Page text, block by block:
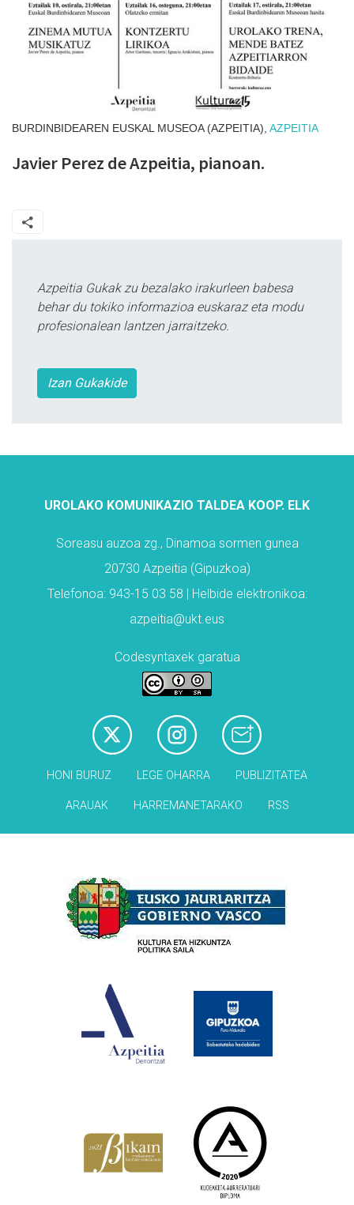
BURDINBIDEAREN EUSKAL MUSEOA (AZPEITIA), AZPEITIA
Javier Perez de Azpeitia, pianoan.
Azpeitia Gukak zu bezalako irakurleen babesa
behar du tokiko informazioa euskaraz eta modu
profesionalean lantzen jarraitzeko.
Izan Gukakide
UROLAKO KOMUNIKAZIO TALDEA KOOP. ELK
Soreasu auzoa zg., Dinamoa sormen gunea
20730 Azpeitia (Gipuzkoa)
Telefonoa: 943-15 03 58 | Helbide elektronikoa:
azpeitia@ukt.eus
Codesyntaxek garatua
HONI BURUZ LEGE OHARRA PUBLIZITATEA
ARAUAK HARREMANETARAKO RSS